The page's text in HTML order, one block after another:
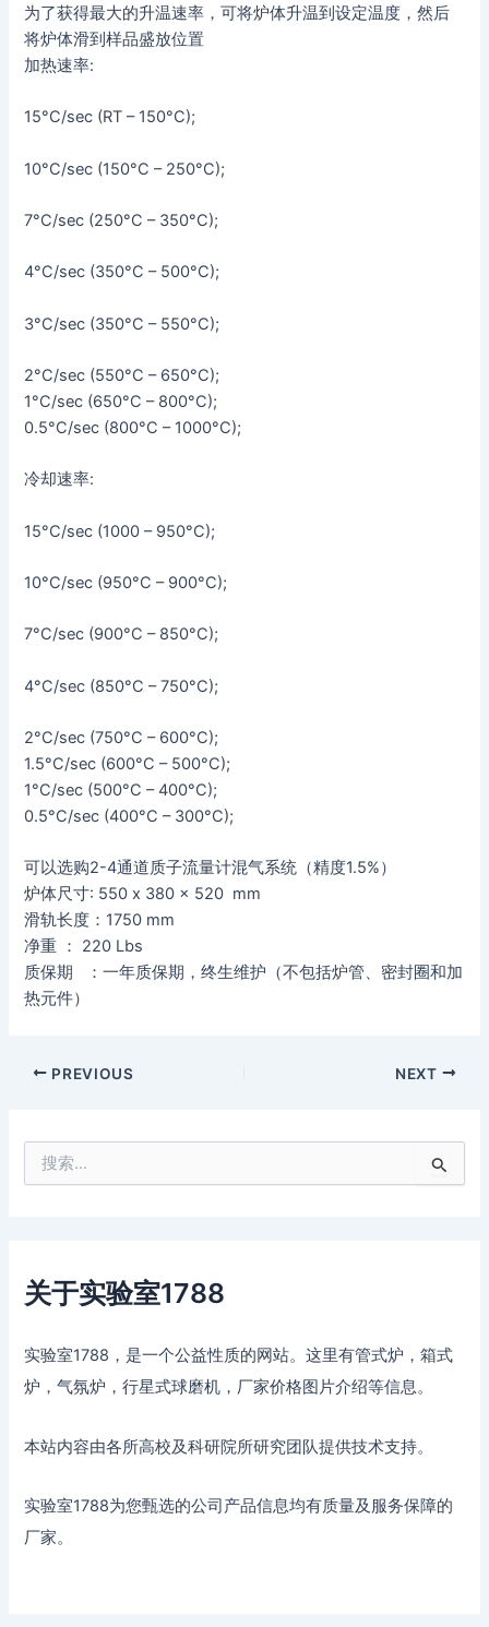
关于实验室1788
实验室1788，是一个公益性质的网站。这里有管式炉，箱式
炉，气氛炉，行星式球磨机，厂家价格图片介绍等信息。
本站内容由各所高校及科研院所研究团队提供技术支持。
实验室1788为您甄选的公司产品信息均有质量及服务保障的
厂家。
为了获得最大的升温速率，可将炉体升温到设定温度，然后
将炉体滑到样品盛放位置
加热速率:
15°C/sec (RT – 150°C);
10°C/sec (150°C – 250°C);
7°C/sec (250°C – 350°C);
4°C/sec (350°C – 500°C);
3°C/sec (350°C – 550°C);
2°C/sec (550°C – 650°C);
1°C/sec (650°C – 800°C);
0.5°C/sec (800°C – 1000°C);
冷却速率:
15°C/sec (1000 – 950°C);
10°C/sec (950°C – 900°C);
7°C/sec (900°C – 850°C);
4°C/sec (850°C – 750°C);
2°C/sec (750°C – 600°C);
1.5°C/sec (600°C – 500°C);
1°C/sec (500°C – 400°C);
0.5°C/sec (400°C – 300°C);
可以选购2-4通道质子流量计混气系统（精度1.5%）
炉体尺寸: 550 x 380 x 520 mm
滑轨长度：1750 mm
净重 ： 220 Lbs
质保期 ：一年质保期，终生维护（不包括炉管、密封圈和加
热元件）
PREVIOUS NEXT